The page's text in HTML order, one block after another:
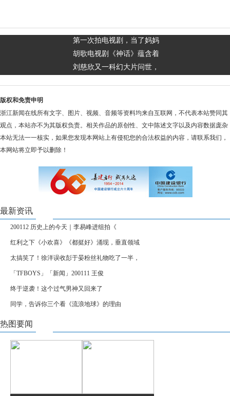
第一次拍电视剧，当了妈妈
胡歌电视剧《神话》蕴含着
刘慈欣又一科幻大片问世，
版权和免责申明
浙江新闻在线所有文字、图片、视频、音频等资料均来自互联网，不代表本站赞同其
观点，本站亦不为其版权负责。相关作品的原创性、文中陈述文字以及内容数据庞杂
本站无法一一核实，如果您发现本网站上有侵犯您的合法权益的内容，请联系我们，
本网站将立即予以删除！
最新资讯
200112 历史上的今天｜李易峰进组拍《
红利之下《小欢喜》《都挺好》涌现，垂直领域
太搞笑了！徐洋误收彭于晏粉丝礼物吃了一半，
「TFBOYS」「新闻」200111 王俊
终于逆袭！这个过气男神又回来了
同学，告诉你三个看《流浪地球》的理由
热图要闻